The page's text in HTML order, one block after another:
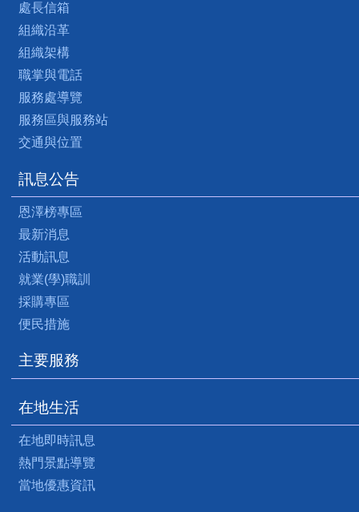
處長信箱
組織沿革
組織架構
職掌與電話
服務處導覽
服務區與服務站
交通與位置
訊息公告
恩澤榜專區
最新消息
活動訊息
就業(學)職訓
採購專區
便民措施
主要服務
在地生活
在地即時訊息
熱門景點導覽
當地優惠資訊